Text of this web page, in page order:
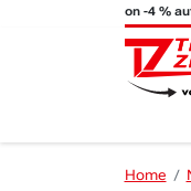
GFT (i) steigt von -4 % auf
Home